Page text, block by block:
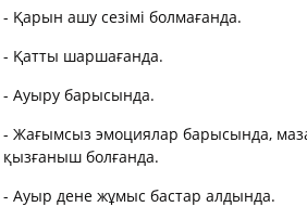
- Қарын ашу сезімі болмағанда.
- Қатты шаршағанда.
- Ауыру барысында.
- Жағымсыз эмоциялар барысында,
қызғаныш болғанда.
- Ауыр дене жұмыс бастар алдында.